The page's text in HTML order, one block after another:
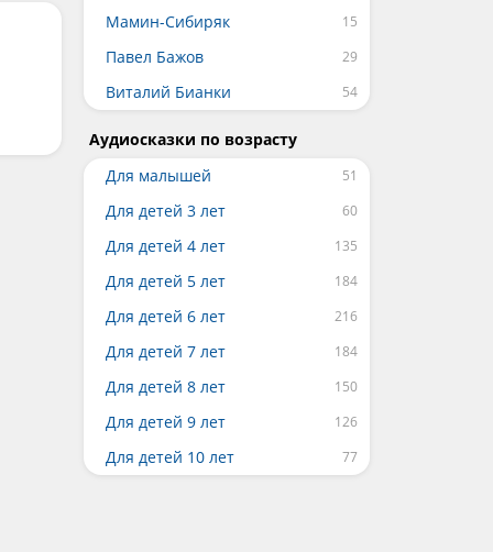
Мамин-Сибиряк
Павел Бажов
Виталий Бианки
Аудиосказки по возрасту
Для малышей
Для детей 3 лет
Для детей 4 лет
Для детей 5 лет
Для детей 6 лет
Для детей 7 лет
Для детей 8 лет
Для детей 9 лет
Для детей 10 лет